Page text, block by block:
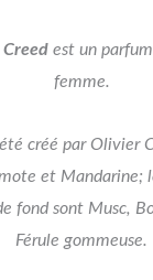
Creed est un
femme.
créé par Olivier
et Mandarine;
fond sont Musc,
Férule gommeuse.